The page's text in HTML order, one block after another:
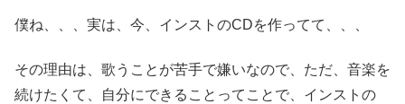
僕ね、、、実は、今、インストのCDを作ってて、、、
その理由は、歌うことが苦手で嫌いなので、ただ、音楽を
続けたくて、自分にできることってことで、インストの